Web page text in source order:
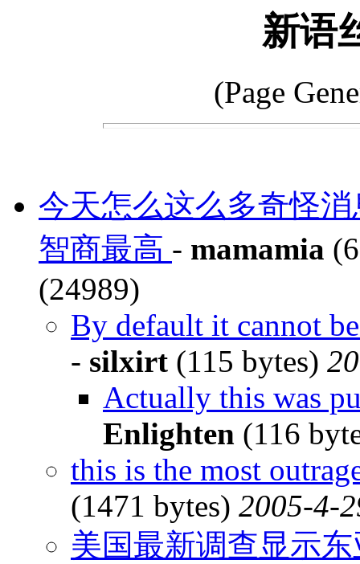
新语
(Page
今天怎么这么多奇怪
智商最高 - mamamia
(24989)
By default it cannot
- silxirt (115 bytes)
Actually this was
Enlighten (116
this is the most
(1471 bytes) 2005-4-
美国最新调查显示